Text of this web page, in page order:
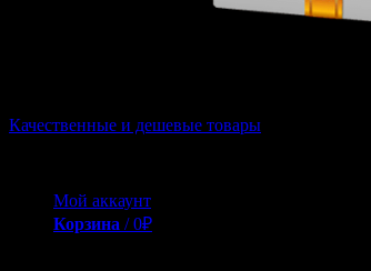
Качественные и дешевые товары
Мой аккаунт
Корзина /0₽